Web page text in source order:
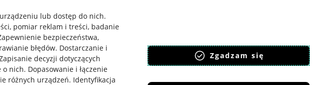
lub dostęp do nich.
pomiar reklam i treści, badanie
bezpieczeństwa,
błędów. Dostarczanie i
decyzji dotyczących
o nich. Dopasowanie i łączenie
różnych urządzeń. Identyfikacja
Zgadzam się